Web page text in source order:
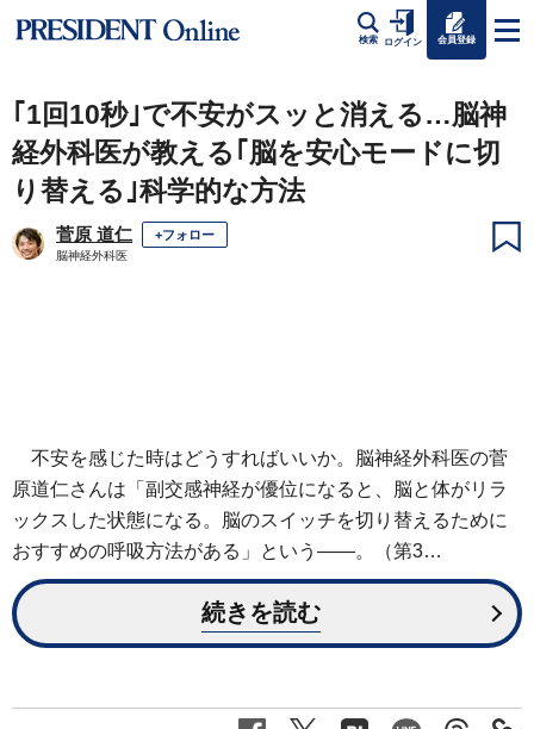
検索 ログイン 会員登録
｢1回10秒｣で不安がスッと消える…脳神
経外科医が教える｢脳を安心モードに切
り替える｣科学的な方法
菅原 道仁 +フォロー
脳神経外科医
不安を感じた時はどうすればいいか。脳神経外科医の菅
原道仁さんは「副交感神経が優位になると、脳と体がリラ
ックスした状態になる。脳のスイッチを切り替えるために
おすすめの呼吸方法がある」という――。（第3…
続きを読む